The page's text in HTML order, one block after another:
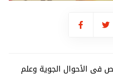
في الأحوال الجوية وعلم